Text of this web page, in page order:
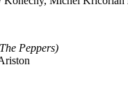
Peppers)